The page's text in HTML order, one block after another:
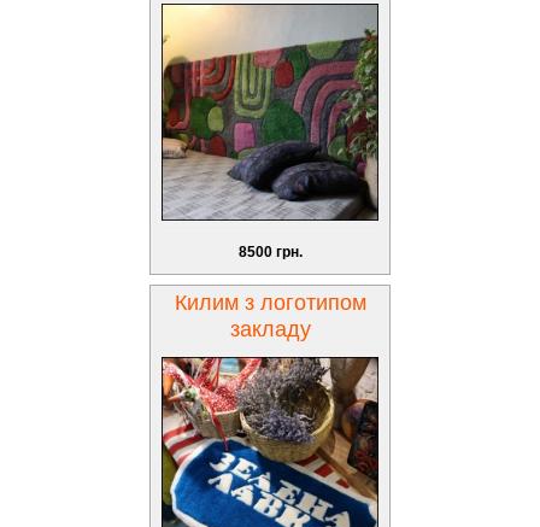
8500 грн.
Килим з логотипом
закладу